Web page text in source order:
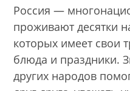
Россия —
проживают десятки
которых имеет свои
блюда и праздники.
других народов